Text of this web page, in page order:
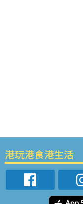
港玩港食港生活